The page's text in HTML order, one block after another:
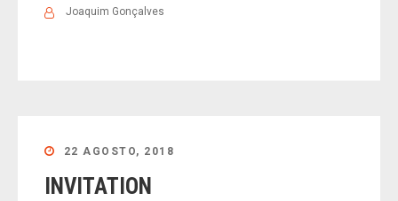
Joaquim Gonçalves
22 AGOSTO, 2018
INVITATION